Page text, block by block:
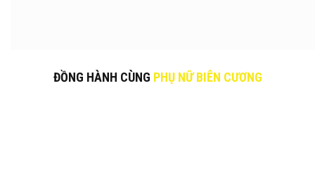
ĐỒNG HÀNH CÙNG PHỤ NỮ BIÊN CƯƠNG